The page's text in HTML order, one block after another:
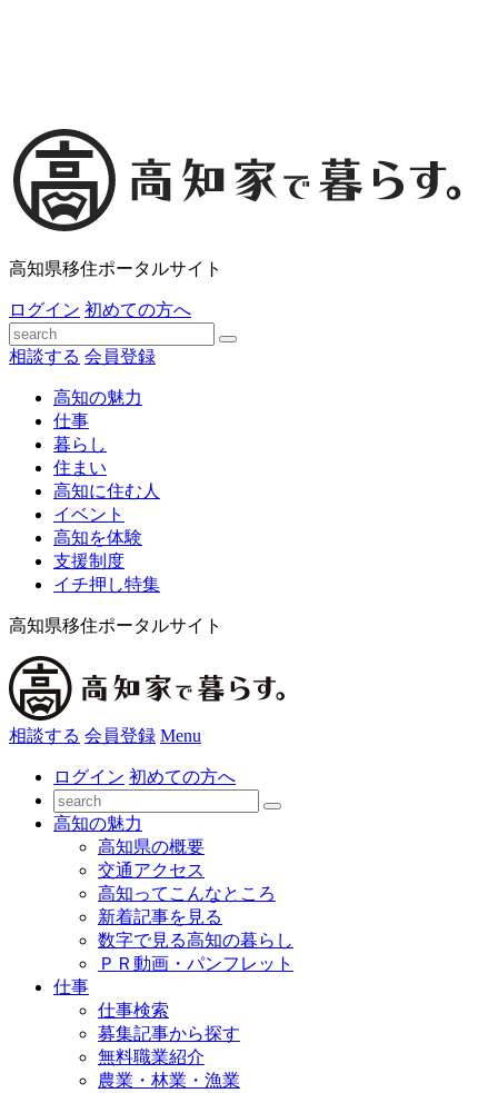
高知県移住ポータルサイト
ログイン 初めての方へ
相談する 会員登録
高知の魅力
仕事
暮らし
住まい
高知に住む人
イベント
高知を体験
支援制度
イチ押し特集
高知県移住ポータルサイト
相談する 会員登録 Menu
ログイン 初めての方へ
高知の魅力
高知県の概要
交通アクセス
高知ってこんなところ
新着記事を見る
数字で見る高知の暮らし
ＰＲ動画・パンフレット
仕事
仕事検索
募集記事から探す
無料職業紹介
農業・林業・漁業